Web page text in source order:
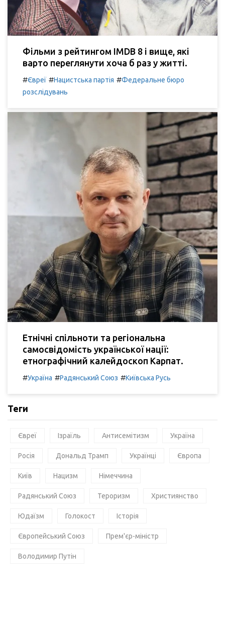
Фільми з рейтингом IMDB 8 і вище, які
варто переглянути хоча б раз у житті.
#Євреї #Нацистська партія #Федеральне бюро
розслідувань
Етнічні спільноти та регіональна
самосвідомість української нації:
етнографічний калейдоскоп Карпат.
#Україна #Радянський Союз #Київська Русь
Теги
Євреї Ізраїль Антисемітизм Україна
Росія Дональд Трамп Українці Європа
Київ Нацизм Німеччина
Радянський Союз Тероризм Християнство
Юдаїзм Голокост Історія
Європейський Союз Прем'єр-міністр
Володимир Путін